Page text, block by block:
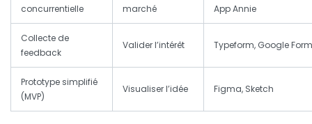
concurrentielle
marché
App Annie
Collecte de
feedback
Valider l’intérêt Typeform, Google
Prototype simplifié
(MVP)
Visualiser l’idée Figma, Sketch